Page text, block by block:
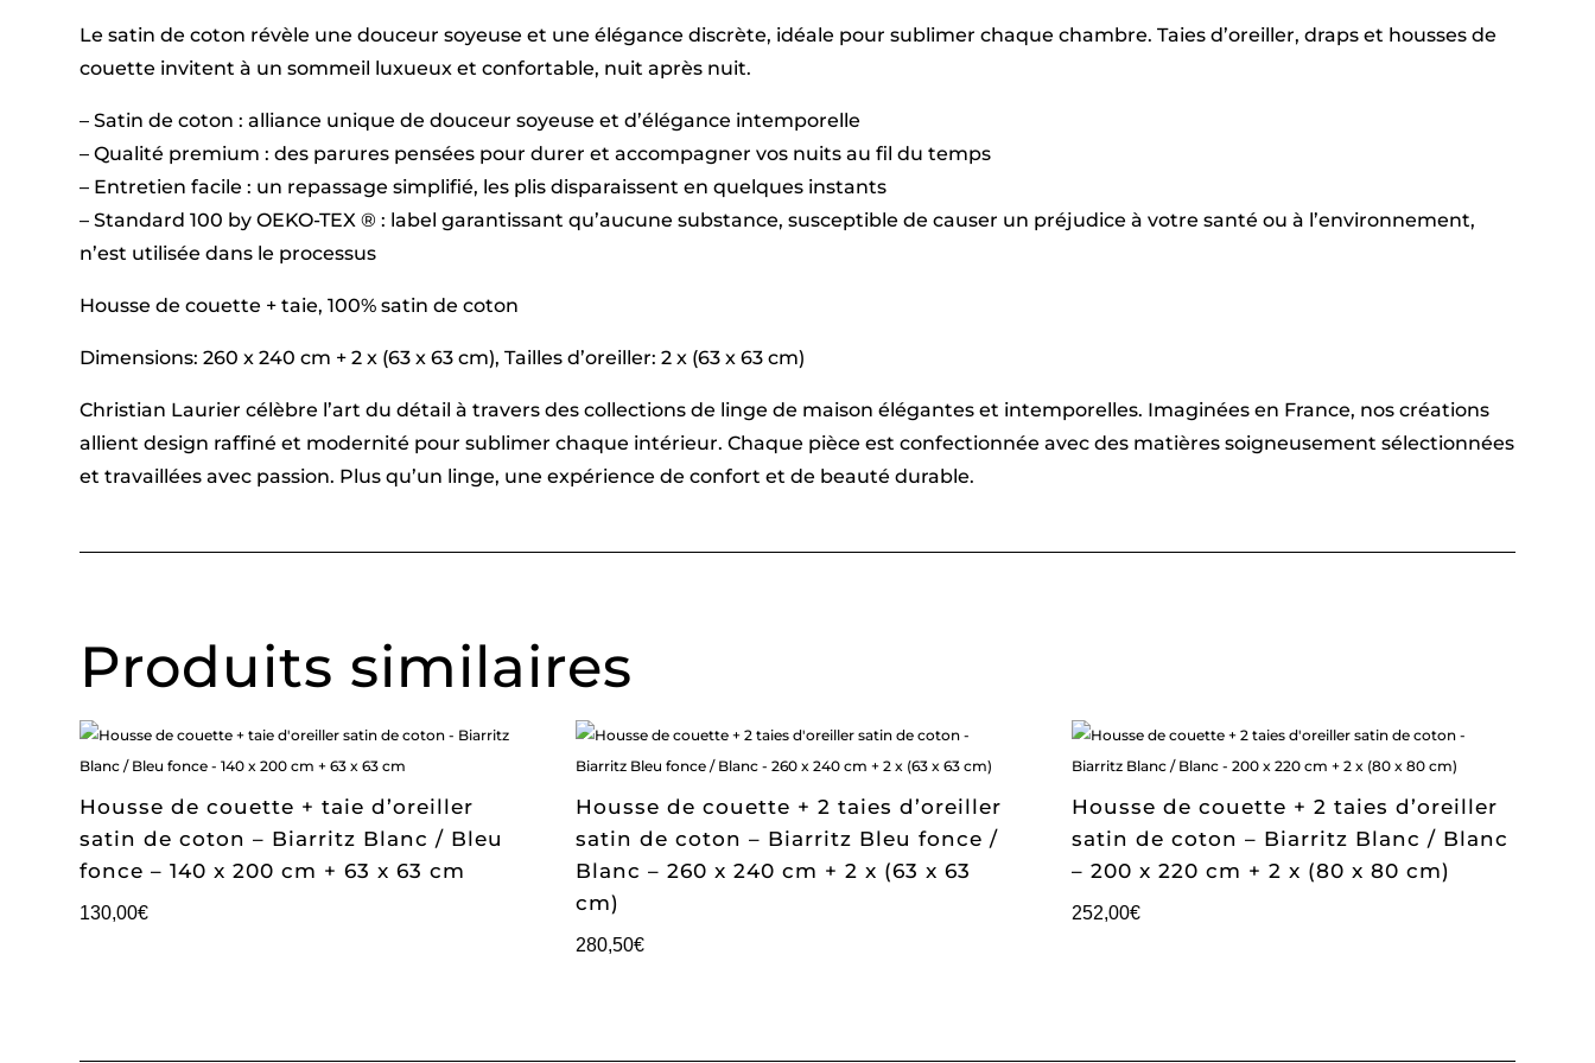
Blanc
240
cm
2
x
Le satin de coton révèle une douceur soyeuse et une élégance discrète, idéale pour sublimer chaque chambre. Taies d’oreiller, draps et housses de
couette invitent à un sommeil luxueux et confortable, nuit après nuit.
– Satin de coton : alliance unique de douceur soyeuse et d’élégance intemporelle
– Qualité premium : des parures pensées pour durer et accompagner vos nuits au fil du temps
– Entretien facile : un repassage simplifié, les plis disparaissent en quelques instants
– Standard 100 by OEKO-TEX ® : label garantissant qu’aucune substance, susceptible de causer un préjudice à votre santé ou à l’environnement,
n’est utilisée dans le processus
Housse de couette + taie, 100% satin de coton
Dimensions: 260 x 240 cm + 2 x (63 x 63 cm), Tailles d’oreiller: 2 x (63 x 63 cm)
Christian Laurier célèbre l’art du détail à travers des collections de linge de maison élégantes et intemporelles. Imaginées en France, nos créations
allient design raffiné et modernité pour sublimer chaque intérieur. Chaque pièce est confectionnée avec des matières soigneusement sélectionnées
et travaillées avec passion. Plus qu’un linge, une expérience de confort et de beauté durable.
Produits similaires
Housse de couette + taie d’oreiller
satin de coton – Biarritz Blanc / Bleu
fonce – 140 x 200 cm + 63 x 63 cm
130,00€
Housse de couette + 2 taies d’oreiller
satin de coton – Biarritz Bleu fonce /
Blanc – 260 x 240 cm + 2 x (63 x 63
cm)
280,50€
Housse de couette + 2 taies d’oreiller
satin de coton – Biarritz Blanc / Blanc
– 200 x 220 cm + 2 x (80 x 80 cm)
252,00€